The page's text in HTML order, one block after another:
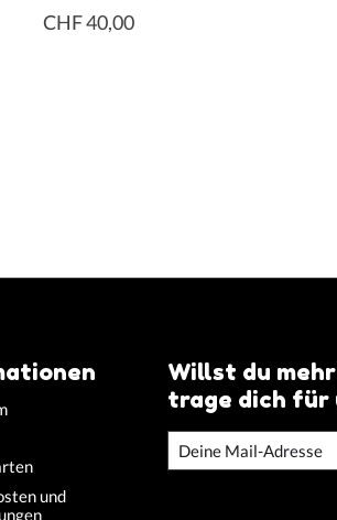
CHF 40,00
und
Willst du
trage dich für